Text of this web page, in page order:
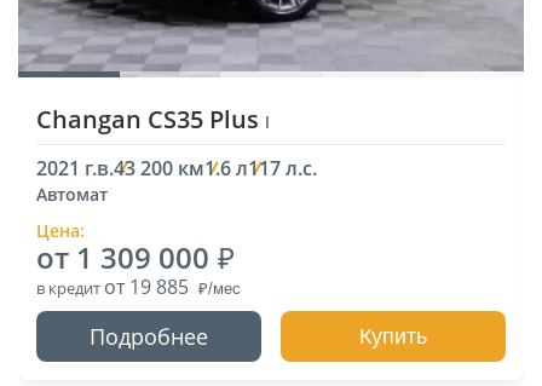
Changan CS35 Plus I
2021 г.в.43 200 км1.6 л117 л.с.
Автомат
Цена:
от 1 309 000
в кредит от 19 885
Подробнее Купить